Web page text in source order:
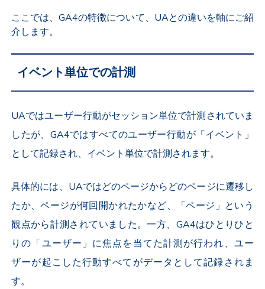
ここでは、GA4の特徴について、UAとの違いを軸にご紹
介します。
イベント単位での計測
UAではユーザー行動がセッション単位で計測されていま
したが、GA4ではすべてのユーザー行動が「イベント」
として記録され、イベント単位で計測されます。
具体的には、UAではどのページからどのページに遷移し
たか、ページが何回開かれたかなど、「ページ」という
観点から計測されていました。一方、GA4はひとりひと
りの「ユーザー」に焦点を当てた計測が行われ、ユー
ザーが起こした行動すべてがデータとして記録されま
す。